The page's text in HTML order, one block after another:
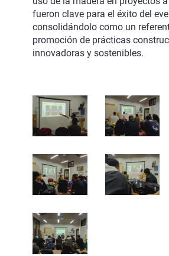
fueron clave para el éxito del
consolidándolo como un
promoción de prácticas
innovadoras y sostenibles.